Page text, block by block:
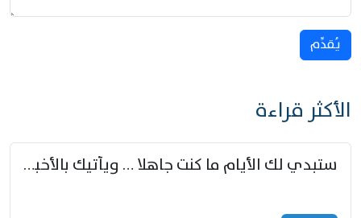
يُقدِّم
الأكثر قراءة
ستبدي لك الأيام ما كنت جاهلا … ويأتيك بالأخبار من لم تزوّد